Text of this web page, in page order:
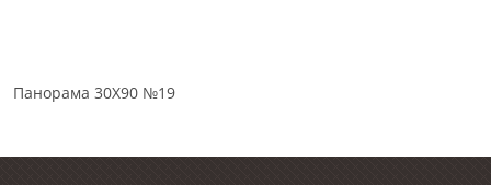
Панорама 30Х90 №19